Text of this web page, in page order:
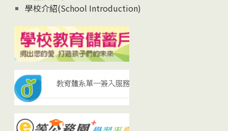
學校介紹(School Introduction)